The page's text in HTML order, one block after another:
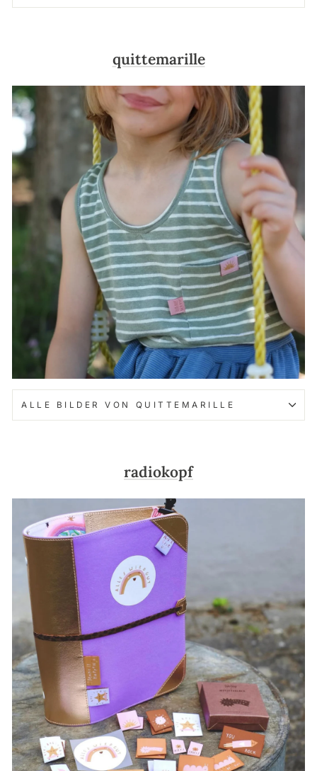
quittemarille
ALLE BILDER VON QUITTEMARILLE
radiokopf